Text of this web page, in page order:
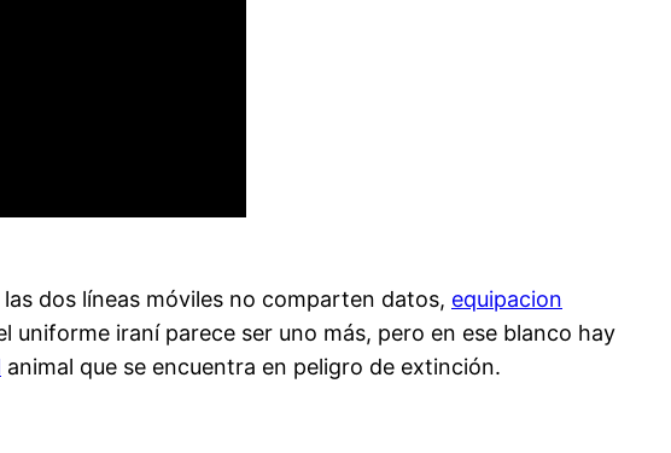
dos líneas móviles no comparten datos, equipacion
uniforme iraní parece ser uno más, pero en ese blanco hay
animal que se encuentra en peligro de extinción.